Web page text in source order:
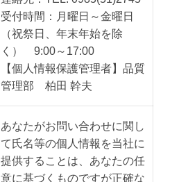
受付時間：月曜日～金曜日
（祝祭日、年末年始を除
く） 9:00～17:00
【個人情報保護管理者】品質
管理部 柏田 幹夫
あなたがお問い合わせに関し
て氏名等の個人情報を当社に
提供することは、あなたの任
意に基づくものですが正確な